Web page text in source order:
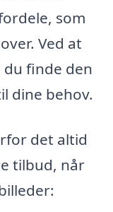
som
Ved at
finde den
dine behov.
det altid
tilbud, når